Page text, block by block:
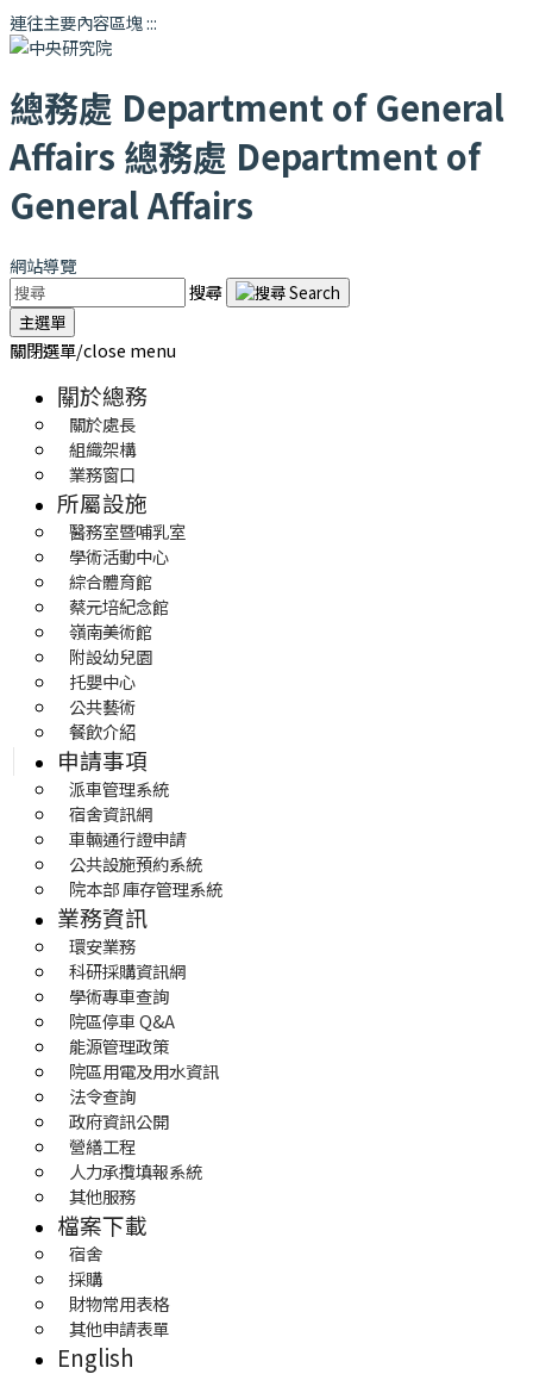
連往主要內容區塊:::
總務處 Department of General
Affairs 總務處 Department of
General Affairs
網站導覽
搜尋
主選單
關閉選單/close menu
關於總務
關於處長
組織架構
業務窗口
所屬設施
醫務室暨哺乳室
學術活動中心
綜合體育館
蔡元培紀念館
嶺南美術館
附設幼兒園
托嬰中心
公共藝術
餐飲介紹
申請事項
派車管理系統
宿舍資訊網
車輛通行證申請
公共設施預約系統
院本部 庫存管理系統
業務資訊
環安業務
科研採購資訊網
學術專車查詢
院區停車 Q&A
能源管理政策
院區用電及用水資訊
法令查詢
政府資訊公開
營繕工程
人力承攬填報系統
其他服務
檔案下載
宿舍
採購
財物常用表格
其他申請表單
English